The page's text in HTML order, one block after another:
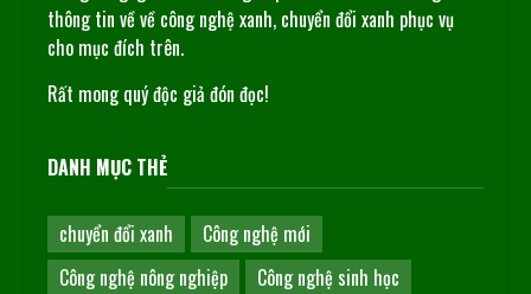
thông tin về về công nghệ xanh, chuyển đổi xanh phục vụ
cho mục đích trên.
Rất mong quý độc giả đón đọc!
DANH MỤC THẺ
chuyển đổi xanh
Công nghệ mới
Công nghệ nông nghiệp
Công nghệ sinh học